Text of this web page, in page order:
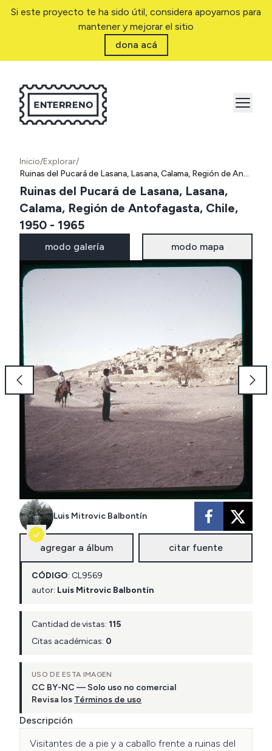
Si este proyecto te ha sido útil, considera apoyarnos para
mantener y mejorar el sitio
dona acá
Inicio/Explorar/
Ruinas del Pucará de Lasana, Lasana, Calama, Región de Antofagasta, Chile, 1950 - 1965
Ruinas del Pucará de Lasana, Lasana,
Calama, Región de Antofagasta, Chile,
1950 - 1965
modo galería modo mapa
Luis Mitrovic Balbontín
agregar a álbum citar fuente
CÓDIGO: CL9569
autor: Luis Mitrovic Balbontín
Cantidad de vistas: 115
Citas académicas: 0
USO DE ESTA IMAGEN
CC BY-NC — Solo uso no comercial
Revisa los Términos de uso
Descripción
Visitantes de a pie y a caballo frente a ruinas del